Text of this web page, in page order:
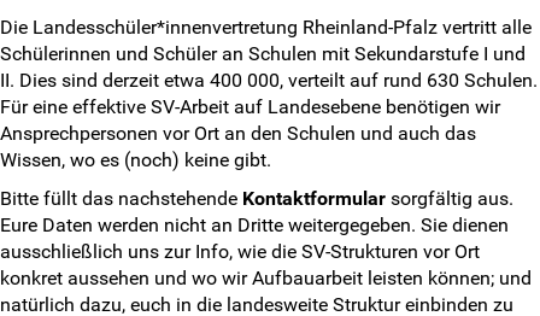
Mach mit!
SV-Arbeit vor Ort
Du hast Recht(e)
Weitersurfen
Termine
Die Landesschüler*innenvertretung Rheinland-Pfalz vertritt alle
Schülerinnen und Schüler an Schulen mit Sekundarstufe I und
II. Dies sind derzeit etwa 400 000, verteilt auf rund 630 Schulen.
Für eine effektive SV-Arbeit auf Landesebene benötigen wir
Ansprechpersonen vor Ort an den Schulen und auch das
Wissen, wo es (noch) keine gibt.
Bitte füllt das nachstehende Kontaktformular sorgfältig aus.
Eure Daten werden nicht an Dritte weitergegeben. Sie dienen
ausschließlich uns zur Info, wie die SV-Strukturen vor Ort
konkret aussehen und wo wir Aufbauarbeit leisten können; und
natürlich dazu, euch in die landesweite Struktur einbinden zu